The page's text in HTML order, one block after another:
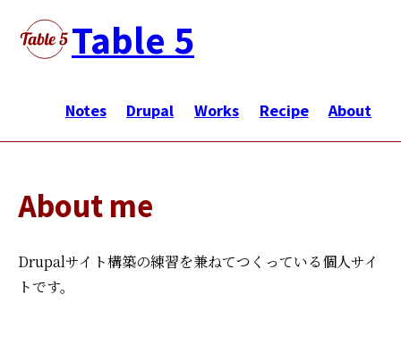
テ
Table 5
ン
ビ
ゲ
シ
ョ
Notes Drupal Works Recipe About
About me
Drupalサイト構築の練習を兼ねてつくっている個人サイ
トです。